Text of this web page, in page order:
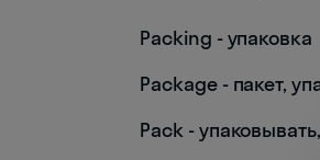
Packing - упаковка
Package - пакет,
Pack - упаковывать,